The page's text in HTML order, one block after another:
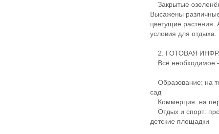
Закрытые
Высажены
цветущие растения.
условия для отдыха.
2. ГОТОВАЯ
Всё необходимое
Образование: на
сад
Коммерция: на
Отдых и спорт:
детские площадки